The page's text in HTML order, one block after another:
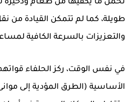
تحمل ما يكفيها من طعام وذخيرة
طويلة، كما لم تتمكن القيادة من
والتعزيزات بالسرعة الكافية
في نفس الوقت، ركز الحلفاء
الأساسية (الطرق المؤدية إلى موانئ